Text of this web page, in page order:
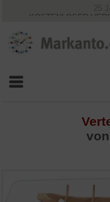
KOSTENLOSER
von